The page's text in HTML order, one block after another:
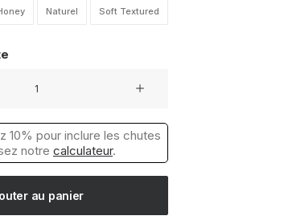
Naturel Soft Textured
10% pour inclure les chutes
notre calculateur.
au panier